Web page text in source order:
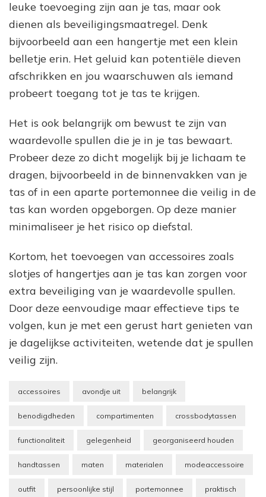
leuke toevoeging zijn aan je tas, maar ook
dienen als beveiligingsmaatregel. Denk
bijvoorbeeld aan een hangertje met een klein
belletje erin. Het geluid kan potentiële dieven
afschrikken en jou waarschuwen als iemand
probeert toegang tot je tas te krijgen.
Het is ook belangrijk om bewust te zijn van
waardevolle spullen die je in je tas bewaart.
Probeer deze zo dicht mogelijk bij je lichaam te
dragen, bijvoorbeeld in de binnenvakken van je
tas of in een aparte portemonnee die veilig in de
tas kan worden opgeborgen. Op deze manier
minimaliseer je het risico op diefstal.
Kortom, het toevoegen van accessoires zoals
slotjes of hangertjes aan je tas kan zorgen voor
extra beveiliging van je waardevolle spullen.
Door deze eenvoudige maar effectieve tips te
volgen, kun je met een gerust hart genieten van
je dagelijkse activiteiten, wetende dat je spullen
veilig zijn.
accessoires avondje uit belangrijk
benodigdheden compartimenten crossbodytassen
functionaliteit gelegenheid georganiseerd houden
handtassen maten materialen modeaccessoire
outfit persoonlijke stijl portemonnee praktisch